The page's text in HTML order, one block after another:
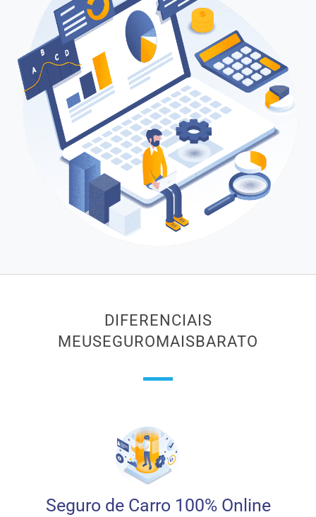
DIFERENCIAIS
MEUSEGUROMAISBARATO
Seguro de Carro 100% Online